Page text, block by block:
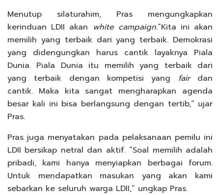
Menutup silaturahim, Pras mengungkapkan
kerinduan LDII akan white campaign.“Kita ini akan
memilih yang terbaik dari yang terbaik. Demokrasi
yang didengungkan harus cantik layaknya Piala
Dunia. Piala Dunia itu memilih yang terbaik dari
yang terbaik dengan kompetisi yang fairdan
cantik. Maka kita sangat mengharapkan agenda
besar kali ini bisa berlangsung dengan tertib,” ujar
Pras.
Pras juga menyatakan pada pelaksanaan pemilu ini
LDII bersikap netral dan aktif. “Soal memilih adalah
pribadi, kami hanya menyiapkan berbagai forum.
Untuk mendapatkan masukan yang akan kami
sebarkan ke seluruh warga LDII,” ungkap Pras.